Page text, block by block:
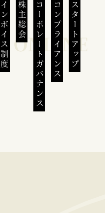
インボイス制度 株主総会 コーポレートガバナンスコンプライアンススタートアップ